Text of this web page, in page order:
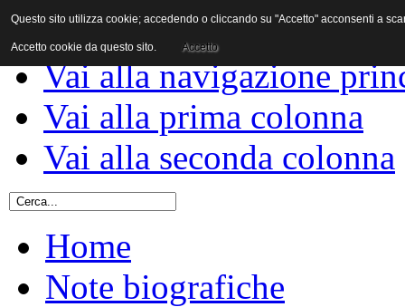
Vai al contenuto
Vai alla navigazione
Vai alla prima colonna
Vai alla seconda colonna
Home
Note biografiche
Questo sito utilizza cookie; accedendo o cliccando su "Accetto" acconsenti a
Accetto cookie da questo sito. Accetto